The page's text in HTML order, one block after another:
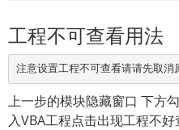
工程不可查看用法
注意设置工程不可查看请请先取消
上一步的模块隐藏窗口 下方
入VBA工程点击出现工程不